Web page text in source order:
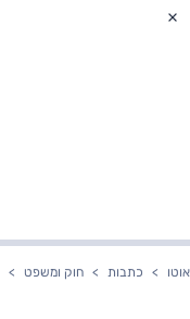
אוטו כתבות חוק ומשפט